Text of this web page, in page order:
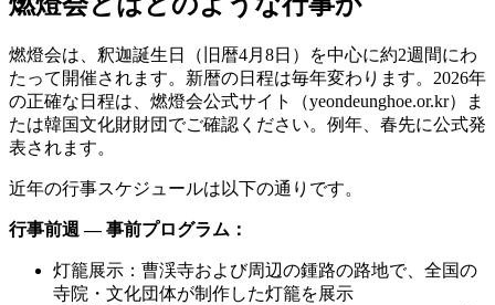
燃燈会は、釈迦誕生日（旧暦4月8日）を中心に約2週間にわ
たって開催されます。新暦の日程は毎年変わります。2026年
の正確な日程は、燃燈会公式サイト（yeondeunghoe.or.kr）ま
たは韓国文化財財団でご確認ください。例年、春先に公式発
表されます。
近年の行事スケジュールは以下の通りです。
行事前週 — 事前プログラム：
灯籠展示：曹渓寺および周辺の鍾路の路地で、全国の
寺院・文化団体が制作した灯籠を展示